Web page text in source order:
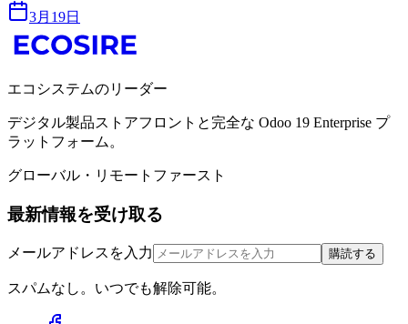
3月19日
エコシステムのリーダー
デジタル製品ストアフロントと完全な Odoo 19 Enterprise プ
ラットフォーム。
グローバル・リモートファースト
最新情報を受け取る
メールアドレスを入力 購読する
スパムなし。いつでも解除可能。